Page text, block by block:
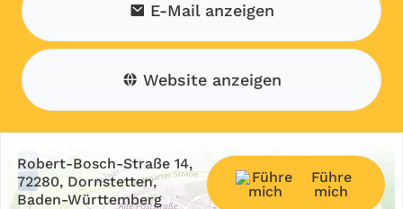
E-Mail anzeigen
Website anzeigen
+
−
Robert-Bosch-Straße 14,
72280, Dornstetten,
Baden-Württemberg
Führe
mich